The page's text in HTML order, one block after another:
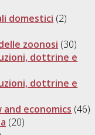
domestici (2)
zoonosi (30)
dottrine e
dottrine e
economics (46)
(20)